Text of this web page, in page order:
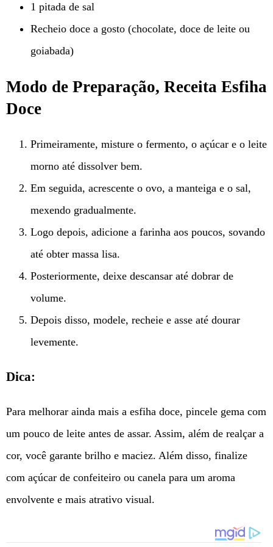
1 pitada de sal
Recheio doce a gosto (chocolate, doce de leite ou
goiabada)
Modo de Preparação, Receita Esfiha
Doce
Primeiramente, misture o fermento, o açúcar e o leite
morno até dissolver bem.
Em seguida, acrescente o ovo, a manteiga e o sal,
mexendo gradualmente.
Logo depois, adicione a farinha aos poucos, sovando
até obter massa lisa.
Posteriormente, deixe descansar até dobrar de
volume.
Depois disso, modele, recheie e asse até dourar
levemente.
Dica:
Para melhorar ainda mais a esfiha doce, pincele gema com
um pouco de leite antes de assar. Assim, além de realçar a
cor, você garante brilho e maciez. Além disso, finalize
com açúcar de confeiteiro ou canela para um aroma
envolvente e mais atrativo visual.